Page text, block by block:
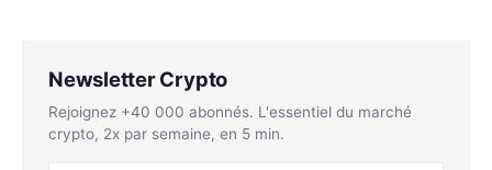
Newsletter Crypto
Rejoignez +40 000 abonnés. L'essentiel du marché
crypto, 2x par semaine, en 5 min.